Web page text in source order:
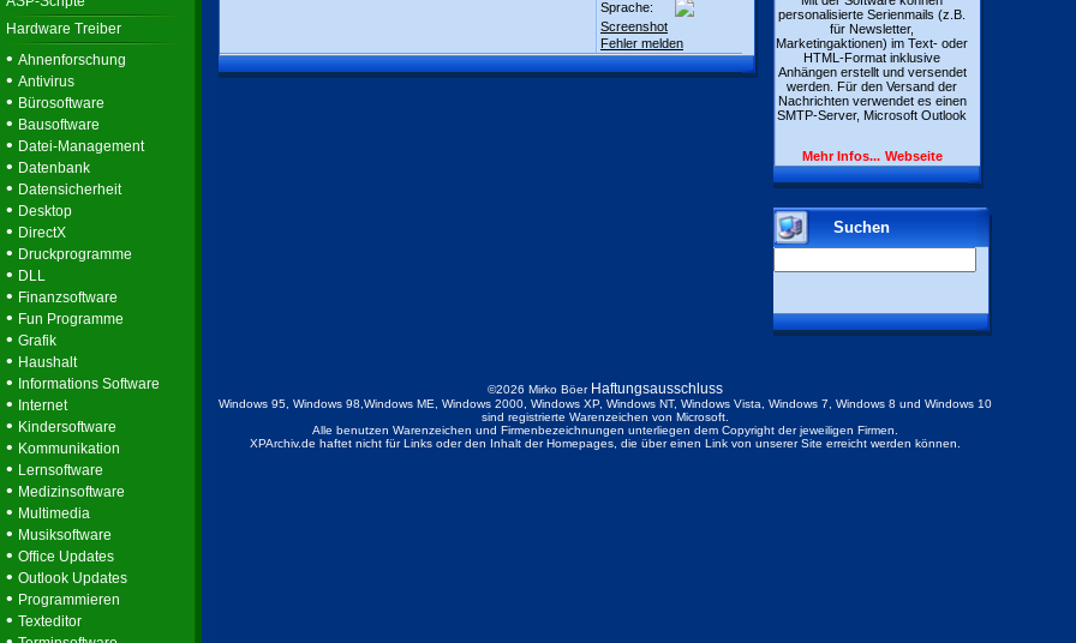
Hardware Treiber
• Ahnenforschung
• Antivirus
• Bürosoftware
• Bausoftware
• Datei-Management
• Datenbank
• Datensicherheit
• Desktop
• DirectX
• Druckprogramme
• DLL
• Finanzsoftware
• Fun Programme
• Grafik
• Haushalt
• Informations Software
• Internet
• Kindersoftware
• Kommunikation
• Lernsoftware
• Medizinsoftware
• Multimedia
• Musiksoftware
• Office Updates
• Outlook Updates
• Programmieren
• Texteditor
Sprache:
Screenshot
Fehler melden
personalisierte Serienmails (z.B.
für Newsletter,
Marketingaktionen) im Text- oder
HTML-Format inklusive
Anhängen erstellt und versendet
werden. Für den Versand der
Nachrichten verwendet es einen
SMTP-Server, Microsoft Outlook
Mehr Infos... Webseite
Suchen
©2026 Mirko Böer Haftungsausschluss
Windows 95, Windows 98,Windows ME, Windows 2000, Windows XP, Windows NT, Windows Vista, Windows 7, Windows 8 und Windows 10
sind registrierte Warenzeichen von Microsoft.
Alle benutzen Warenzeichen und Firmenbezeichnungen unterliegen dem Copyright der jeweiligen Firmen.
XPArchiv.de haftet nicht für Links oder den Inhalt der Homepages, die über einen Link von unserer Site erreicht werden können.